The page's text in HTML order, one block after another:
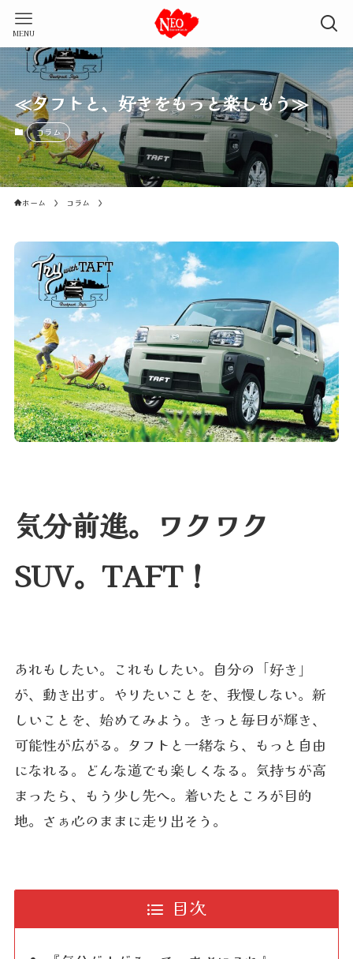
MENU
≪タフトと、好きをもっと楽しもう≫
コラム
ホーム コラム
気分前進。ワクワク
SUV。TAFT！
あれもしたい。これもしたい。自分の「好き」
が、動き出す。やりたいことを、我慢しない。新
しいことを、始めてみよう。きっと毎日が輝き、
可能性が広がる。タフトと一緒なら、もっと自由
になれる。どんな道でも楽しくなる。気持ちが高
まったら、もう少し先へ。着いたところが目的
地。さぁ心のままに走り出そう。
目次